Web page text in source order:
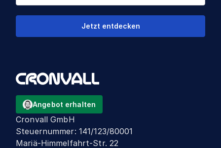
Jetzt entdecken
Angebot erhalten
Cronvall GmbH
Steuernummer: 141/123/80001
Mariä-Himmelfahrt-Str. 22